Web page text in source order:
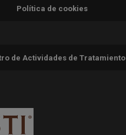
Política de cookies
de Actividades de Tratamiento